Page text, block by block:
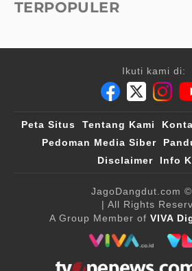
TERPOPULER
Ikuti kami di:
Peta Situs Tentang Kami
Pedoman Media Siber
Disclaimer
Info
JagoDangdut.com
| All Rights
A Group Member of VIVA